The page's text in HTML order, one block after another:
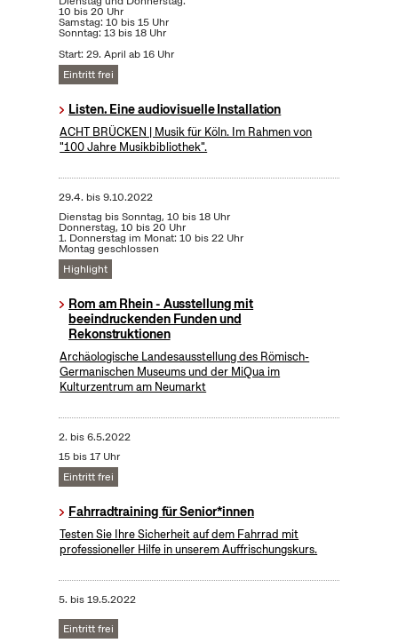
10 bis 20 Uhr
Samstag: 10 bis 15 Uhr
Sonntag: 13 bis 18 Uhr
Start: 29. April ab 16 Uhr
Eintritt frei
Listen. Eine audiovisuelle Installation
ACHT BRÜCKEN | Musik für Köln. Im Rahmen von
"100 Jahre Musikbibliothek".
29.4. bis9.10.2022
Dienstag bis Sonntag, 10 bis 18 Uhr
Donnerstag, 10 bis 20 Uhr
1. Donnerstag im Monat: 10 bis 22 Uhr
Montag geschlossen
Highlight
Rom am Rhein - Ausstellung mit
beeindruckenden Funden und
Rekonstruktionen
Archäologische Landesausstellung des Römisch-
Germanischen Museums und der MiQua im
Kulturzentrum am Neumarkt
2. bis6.5.2022
15 bis 17 Uhr
Eintritt frei
Fahrradtraining für Senior*innen
Testen Sie Ihre Sicherheit auf dem Fahrrad mit
professioneller Hilfe in unserem Auffrischungskurs.
5. bis19.5.2022
Eintritt frei